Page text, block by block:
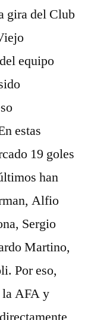
gira del Club
equipo
estas
19 goles
han
Alfio
Sergio
Martino,
Por eso,
la AFA y